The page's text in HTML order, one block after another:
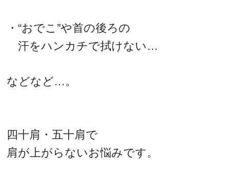
・“おでこ”や首の後ろの
汗をハンカチで拭けない…
などなど…。
四十肩・五十肩で
肩が上がらないお悩みです。